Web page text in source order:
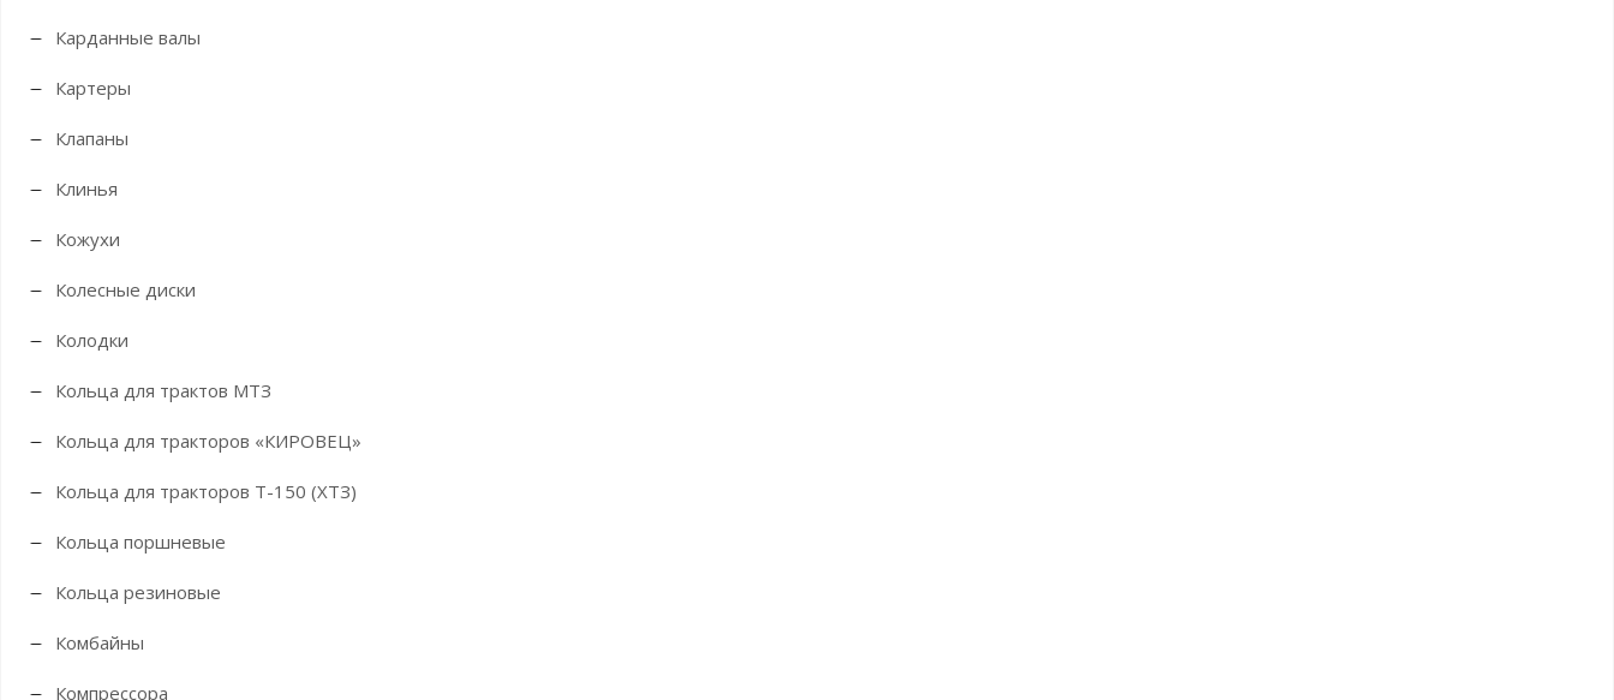
Карданные валы
Картеры
Клапаны
Клинья
Кожухи
Колесные диски
Колодки
Кольца для трактов МТЗ
Кольца для тракторов «КИРОВЕЦ»
Кольца для тракторов Т-150 (ХТЗ)
Кольца поршневые
Кольца резиновые
Комбайны
Компрессора